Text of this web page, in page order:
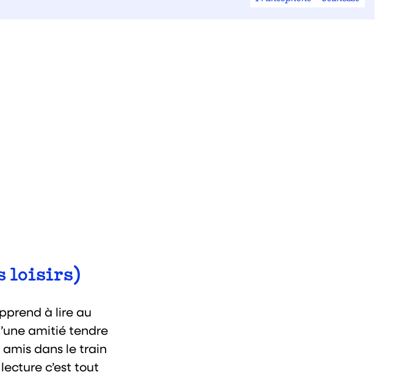
loisirs)
à lire au
amitié tendre
dans le train
c’est tout